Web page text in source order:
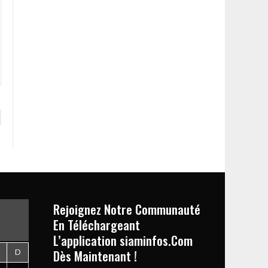
D
Rejoignez Notre Communauté
En Téléchargeant
L’application siaminfos.Com
Dès Maintenant !